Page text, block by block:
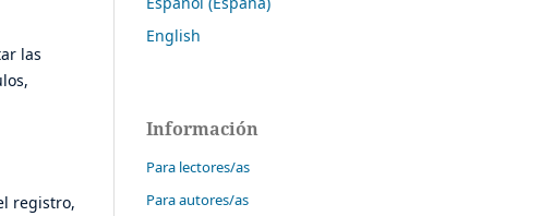
las
registro,
English
Información
Para lectores/as
Para autores/as